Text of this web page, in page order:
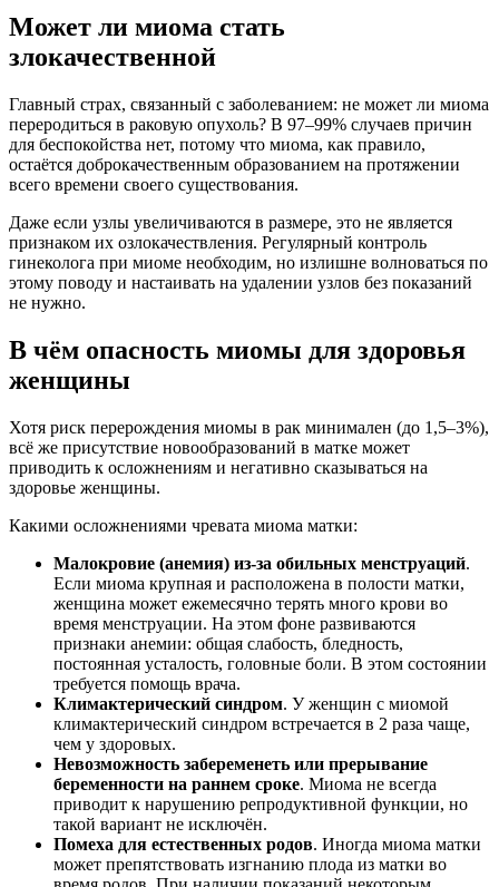
Может ли миома стать
злокачественной
Главный страх, связанный с заболеванием: не может ли миома
переродиться в раковую опухоль? В 97–99% случаев причин
для беспокойства нет, потому что миома, как правило,
остаётся доброкачественным образованием на протяжении
всего времени своего существования.
Даже если узлы увеличиваются в размере, это не является
признаком их озлокачествления. Регулярный контроль
гинеколога при миоме необходим, но излишне волноваться по
этому поводу и настаивать на удалении узлов без показаний
не нужно.
В чём опасность миомы для здоровья
женщины
Хотя риск перерождения миомы в рак минимален (до 1,5–3%),
всё же присутствие новообразований в матке может
приводить к осложнениям и негативно сказываться на
здоровье женщины.
Какими осложнениями чревата миома матки:
Малокровие (анемия) из-за обильных менструаций.
Если миома крупная и расположена в полости матки,
женщина может ежемесячно терять много крови во
время менструации. На этом фоне развиваются
признаки анемии: общая слабость, бледность,
постоянная усталость, головные боли. В этом состоянии
требуется помощь врача.
Климактерический синдром. У женщин с миомой
климактерический синдром встречается в 2 раза чаще,
чем у здоровых.
Невозможность забеременеть или прерывание
беременности на раннем сроке. Миома не всегда
приводит к нарушению репродуктивной функции, но
такой вариант не исключён.
Помеха для естественных родов. Иногда миома матки
может препятствовать изгнанию плода из матки во